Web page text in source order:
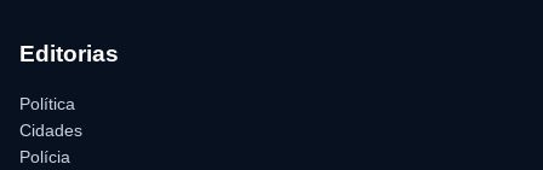
Editorias
Política
Cidades
Polícia